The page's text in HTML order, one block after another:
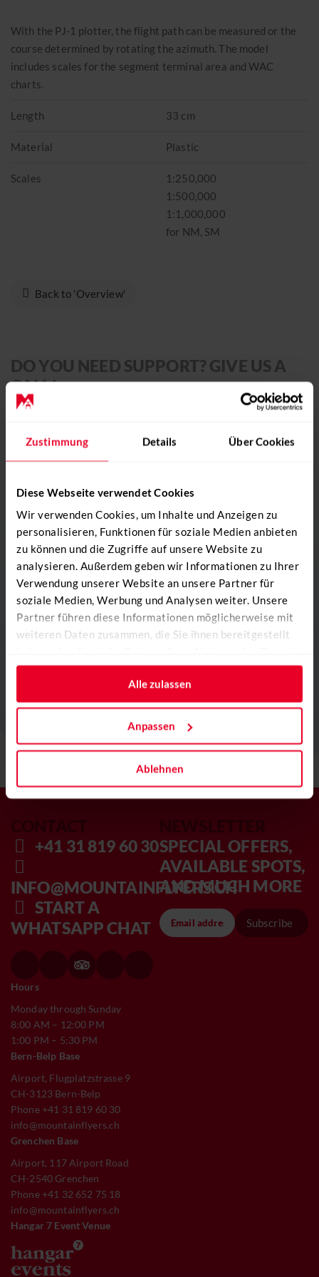
Zustimmung Details Über Cookies
Diese Webseite verwendet Cookies
Wir verwenden Cookies, um Inhalte und Anzeigen zu
personalisieren, Funktionen für soziale Medien anbieten
zu können und die Zugriffe auf unsere Website zu
analysieren. Außerdem geben wir Informationen zu Ihrer
Verwendung unserer Website an unsere Partner für
soziale Medien, Werbung und Analysen weiter. Unsere
Partner führen diese Informationen möglicherweise mit
weiteren Daten zusammen, die Sie ihnen bereitgestellt
gesammelt haben.
Alle zulassen
Anpassen
Ablehnen
ABOUT US
Gift vouchers
Transport flights
info@mountainflyers.ch
With the PJ-1 plotter, the flight path can be measured or the
course determined by rotating the azimuth. The model
includes scales for the segment terminal area and WAC
charts.
Length 33 cm
Material Plastic
Scales
1:250,000
1:500,000
1:1,000,000
for NM, SM
Back to 'Overview'
DO YOU NEED SUPPORT? GIVE US A
CALL!
Send e-mail
+41 31 819 60 30
INFO@MOUNTAINFLYERS.CH
START A
WHATSAPP CHAT
SPECIAL OFFERS,
AVAILABLE SPOTS,
AND MUCH MORE
Subscribe
Hours
Monday through Sunday
8:00 AM – 12:00 PM
1:00 PM – 5:30 PM
Bern-Belp Base
Airport, Flugplatzstrasse 9
CH-3123 Bern-Belp
Phone +41 31 819 60 30
info@mountainflyers.ch
Grenchen Base
Airport, 117 Airport Road
CH-2540 Grenchen
Phone +41 32 652 75 18
info@mountainflyers.ch
Hangar 7 Event Venue